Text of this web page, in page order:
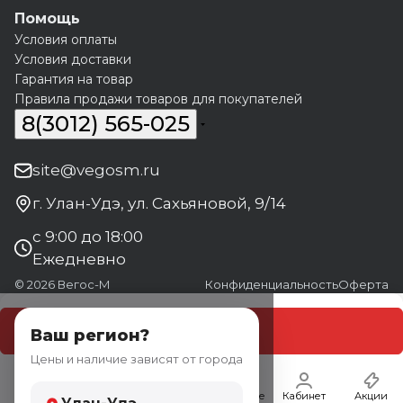
Главная Каталог Избранные Кабинет Акции
Помощь
Условия оплаты
Условия доставки
Гарантия на товар
Правила продажи товаров для покупателей
8(3012) 565-025
site@vegosm.ru
г. Улан-Удэ, ул. Сахьяновой, 9/14
с 9:00 до 18:00
Ежедневно
© 2026 Вегос-М КонфиденциальностьОферта
Ваш регион?
Цены и наличие зависят от города